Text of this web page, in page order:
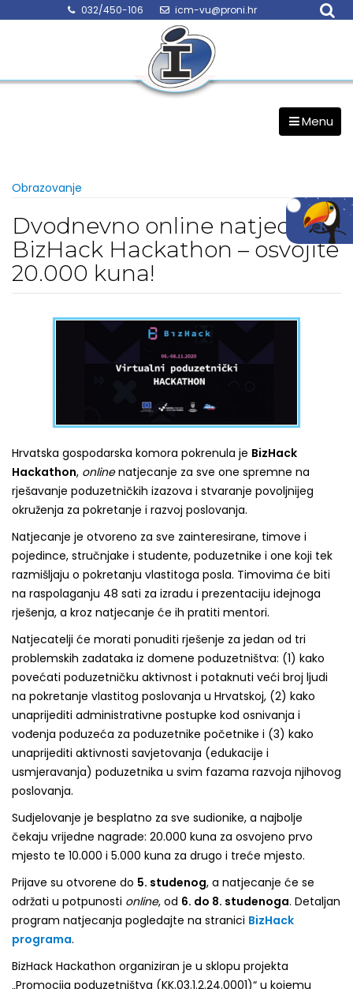
032/450-106 icm-vu@proni.hr
Menu
Obrazovanje
Dvodnevno online natjecanje
BizHack Hackathon – osvojite
20.000 kuna!
Hrvatska gospodarska komora pokrenula je BizHack
Hackathon, onlinenatjecanje za sve one spremne na
rješavanje poduzetničkih izazova i stvaranje povoljnijeg
okruženja za pokretanje i razvoj poslovanja.
Natjecanje je otvoreno za sve zainteresirane, timove i
pojedince, stručnjake i studente, poduzetnike i one koji tek
razmišljaju o pokretanju vlastitoga posla. Timovima će biti
na raspolaganju 48 sati za izradu i prezentaciju idejnoga
rješenja, a kroz natjecanje će ih pratiti mentori.
Natjecatelji će morati ponuditi rješenje za jedan od tri
problemskih zadataka iz domene poduzetništva: (1) kako
povećati poduzetničku aktivnost i potaknuti veći broj ljudi
na pokretanje vlastitog poslovanja u Hrvatskoj, (2) kako
unaprijediti administrativne postupke kod osnivanja i
vođenja poduzeća za poduzetnike početnike i (3) kako
unaprijediti aktivnosti savjetovanja (edukacije i
usmjeravanja) poduzetnika u svim fazama razvoja njihovog
poslovanja.
Sudjelovanje je besplatno za sve sudionike, a najbolje
čekaju vrijedne nagrade: 20.000 kuna za osvojeno prvo
mjesto te 10.000 i 5.000 kuna za drugo i treće mjesto.
Prijave su otvorene do 5. studenog, a natjecanje će se
održati u potpunosti online, od 6. do 8. studenoga. Detaljan
program natjecanja pogledajte na stranici BizHack
programa.
BizHack Hackathon organiziran je u sklopu projekta
„Promocija poduzetništva (KK.03.1.2.24.0001)“ u kojemu